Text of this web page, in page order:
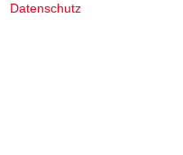
Datenschutz